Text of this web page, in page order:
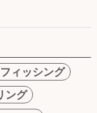
ィッシング
ング